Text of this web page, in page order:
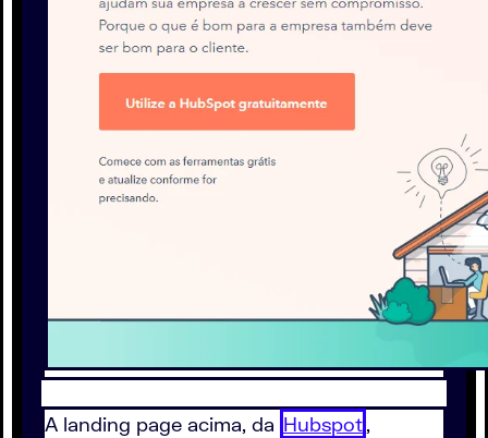
A landing page acima, da Hubspot,